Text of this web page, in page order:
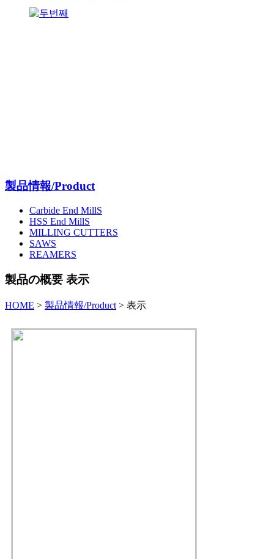
製品情報/Product
Carbide End MillS
HSS End MillS
MILLING CUTTERS
SAWS
REAMERS
製品の概要 表示
HOME > 製品情報/Product > 表示